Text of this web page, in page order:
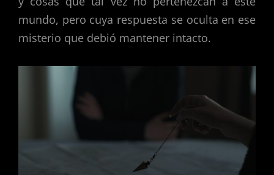
mundo, pero cuya respuesta se oculta en ese
misterio que debió mantener intacto.